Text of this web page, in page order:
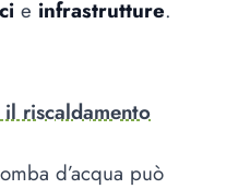
e infrastrutture.
riscaldamento
d’acqua può